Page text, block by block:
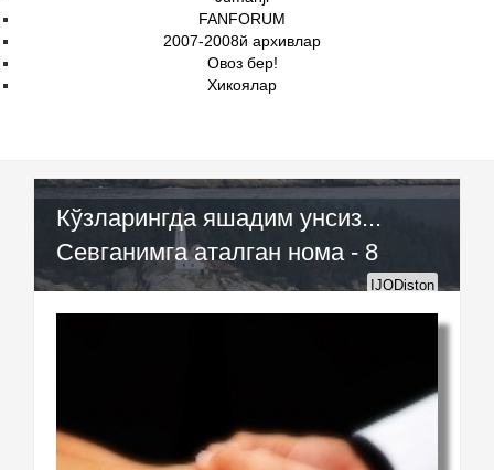
FANFORUM
2007-2008й архивлар
Овоз бер!
Хикоялар
Кўзларингда яшадим унсиз...
Севганимга аталган нома - 8
IJODiston